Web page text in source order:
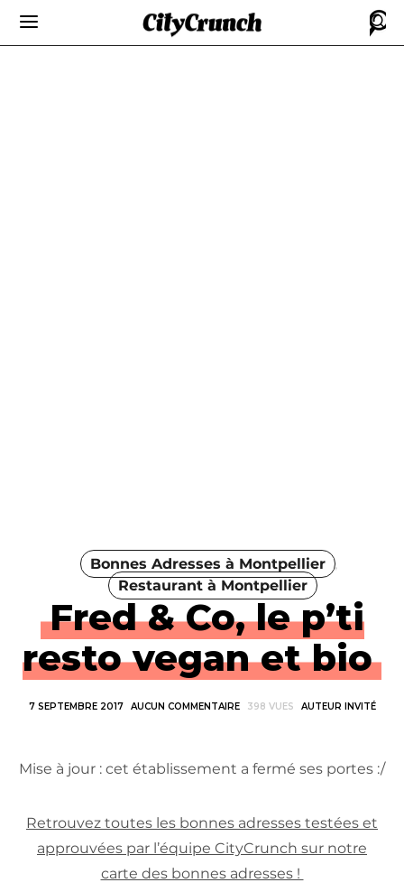
Bonnes Adresses à Montpellier
Restaurant à Montpellier
Fred & Co, le p’ti
resto vegan et bio
7 SEPTEMBRE 2017 AUCUN COMMENTAIRE 398 VUES AUTEUR INVITÉ
Mise à jour : cet établissement a fermé ses portes :/
Retrouvez toutes les bonnes adresses testées et
approuvées par l’équipe CityCrunch sur notre
carte des bonnes adresses !